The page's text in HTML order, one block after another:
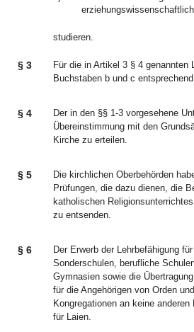
studieren.
§ 3
Für die in Artikel 3 § 4 genannten
Buchstaben b und c
§ 4
Der in den §§ 1-3 vorgesehene
Übereinstimmung mit den
Kirche zu erteilen.
§ 5
Die kirchlichen Oberbehörden
Prüfungen, die dazu dienen, die
katholischen
zu entsenden.
§ 6
Der Erwerb der Lehrbefähigung
Sonderschulen, berufliche
Gymnasien sowie die
für die Angehörigen von Orden
Kongregationen an keine
für Laien.